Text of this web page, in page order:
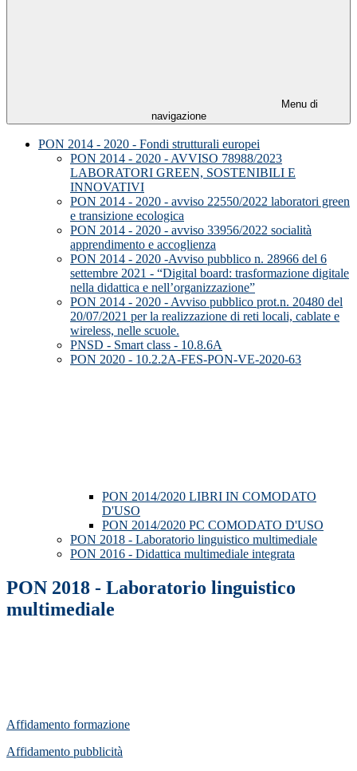
Menu di
navigazione
PON 2014 - 2020 - Fondi strutturali europei
PON 2014 - 2020 - AVVISO 78988/2023
LABORATORI GREEN, SOSTENIBILI E
INNOVATIVI
PON 2014 - 2020 - avviso 22550/2022 laboratori green
e transizione ecologica
PON 2014 - 2020 - avviso 33956/2022 socialità
apprendimento e accoglienza
PON 2014 - 2020 -Avviso pubblico n. 28966 del 6
settembre 2021 - “Digital board: trasformazione digitale
nella didattica e nell’organizzazione”
PON 2014 - 2020 - Avviso pubblico prot.n. 20480 del
20/07/2021 per la realizzazione di reti locali, cablate e
wireless, nelle scuole.
PNSD - Smart class - 10.8.6A
PON 2020 - 10.2.2A-FES-PON-VE-2020-63
PON 2014/2020 LIBRI IN COMODATO
D'USO
PON 2014/2020 PC COMODATO D'USO
PON 2018 - Laboratorio linguistico multimediale
PON 2016 - Didattica multimediale integrata
PON 2018 - Laboratorio linguistico
multimediale
Affidamento formazione
Affidamento pubblicità